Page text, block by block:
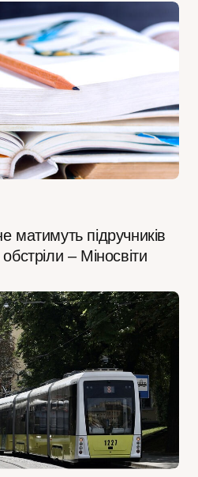
матимуть підручників
– Міносвіти